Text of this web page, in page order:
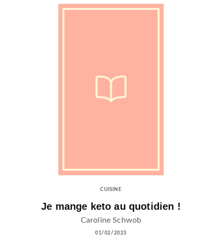
CUISINE
Je mange keto au quotidien !
Caroline Schwob
01/02/2023